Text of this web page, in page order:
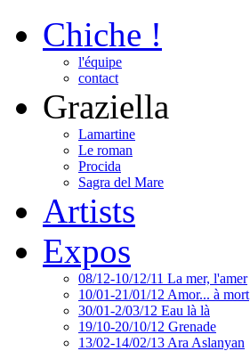
Chiche !
l'équipe
contact
Graziella
Lamartine
Le roman
Procida
Sagra del Mare
Artists
Expos
08/12-10/12/11 La mer, l'amer
10/01-21/01/12 Amor... à mort
30/01-2/03/12 Eau là là
19/10-20/10/12 Grenade
13/02-14/02/13 Ara Aslanyan